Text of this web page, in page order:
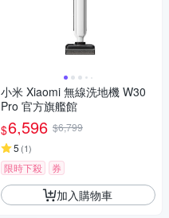
小米 Xiaomi 無線洗地機 W30
Pro 官方旗艦館
$6,596 $6,799
5 (1)
限時下殺 券
加入購物車